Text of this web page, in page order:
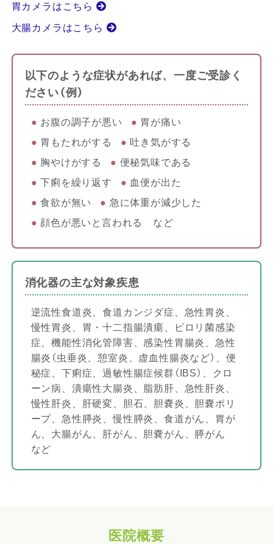
胃カメラはこちら
大腸カメラはこちら
以下のような症状があれば、一度ご受診く
ださい（例）
お腹の調子が悪い
胃が痛い
胃もたれがする
吐き気がする
胸やけがする
便秘気味である
下痢を繰り返す
血便が出た
食欲が無い
急に体重が減少した
顔色が悪いと言われる など
消化器の主な対象疾患
逆流性食道炎、食道カンジダ症、急性胃炎、
慢性胃炎、胃・十二指腸潰瘍、ピロリ菌感染
症、機能性消化管障害、感染性胃腸炎、急性
腸炎（虫垂炎、憩室炎、虚血性腸炎など）、便
秘症、下痢症、過敏性腸症候群（IBS）、クロ
ーン病、潰瘍性大腸炎、脂肪肝、急性肝炎、
慢性肝炎、肝硬変、胆石、胆嚢炎、胆嚢ポリ
ープ、急性膵炎、慢性膵炎、食道がん、胃が
ん、大腸がん、肝がん、胆嚢がん、膵がん
など
医院概要